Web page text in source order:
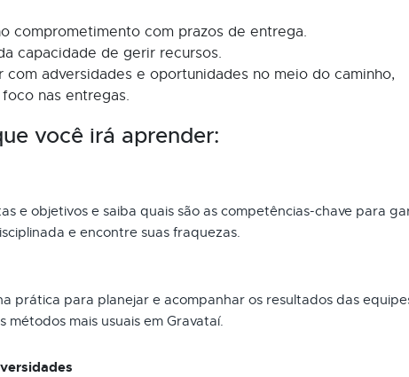
comprometimento com prazos de entrega.
capacidade de gerir recursos.
com adversidades e oportunidades no meio do caminho,
nas entregas.
você irá aprender:
e objetivos e saiba quais são as competências-chave para
e encontre suas fraquezas.
prática para planejar e acompanhar os resultados das
métodos mais usuais em Gravataí.